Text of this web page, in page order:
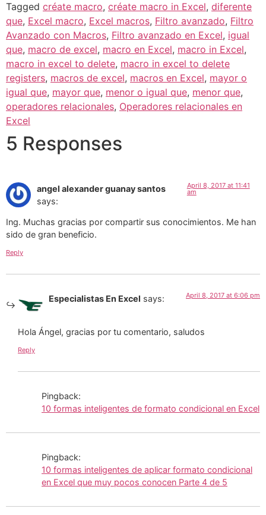
Tagged créate macro, créate macro in Excel, diferente
que, Excel macro, Excel macros, Filtro avanzado, Filtro
Avanzado con Macros, Filtro avanzado en Excel, igual
que, macro de excel, macro en Excel, macro in Excel,
macro in excel to delete, macro in excel to delete
registers, macros de excel, macros en Excel, mayor o
igual que, mayor que, menor o igual que, menor que,
operadores relacionales, Operadores relacionales en
Excel
5 Responses
angel alexander guanay santos
says:
April 8, 2017 at 11:41
am
Ing. Muchas gracias por compartir sus conocimientos. Me han
sido de gran beneficio.
Reply
Especialistas En Excel says: April 8, 2017 at 6:06 pm
Hola Ángel, gracias por tu comentario, saludos
Reply
Pingback:
10 formas inteligentes de formato condicional en Excel
Pingback:
10 formas inteligentes de aplicar formato condicional
en Excel que muy pocos conocen Parte 4 de 5